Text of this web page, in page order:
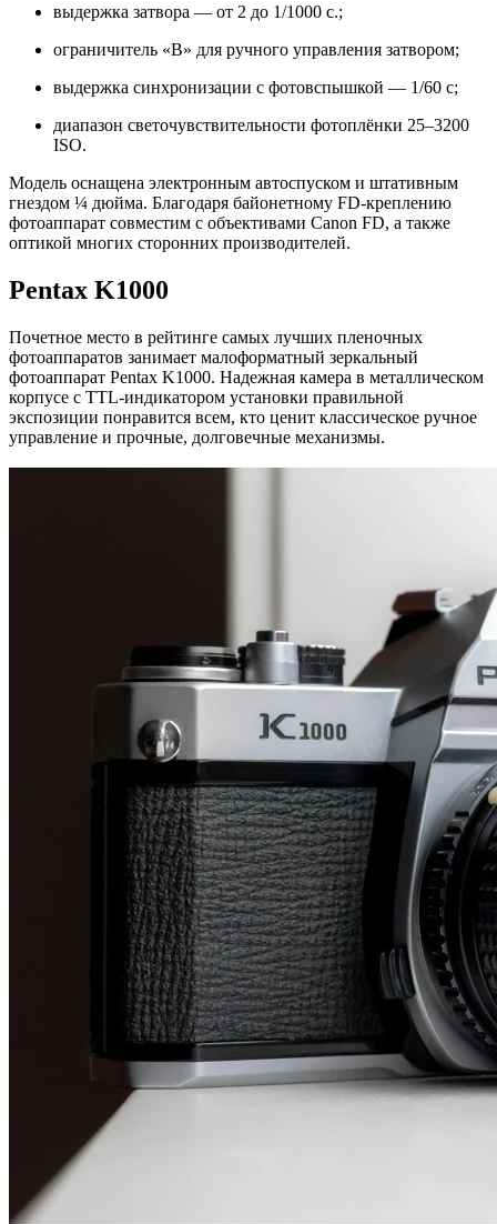
выдержка затвора — от 2 до 1/1000 с.;
ограничитель «В» для ручного управления затвором;
выдержка синхронизации с фотовспышкой — 1/60 с;
диапазон светочувствительности фотоплёнки 25–3200
ISO.
Модель оснащена электронным автоспуском и штативным
гнездом ¼ дюйма. Благодаря байонетному FD-креплению
фотоаппарат совместим с объективами Canon FD, а также
оптикой многих сторонних производителей.
Pentax K1000
Почетное место в рейтинге самых лучших пленочных
фотоаппаратов занимает малоформатный зеркальный
фотоаппарат Pentax K1000. Надежная камера в металлическом
корпусе с TTL-индикатором установки правильной
экспозиции понравится всем, кто ценит классическое ручное
управление и прочные, долговечные механизмы.